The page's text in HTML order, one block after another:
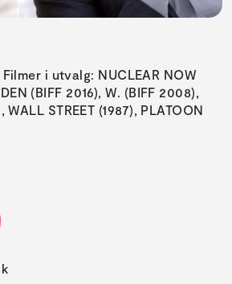
i utvalg: NUCLEAR NOW
(BIFF 2016), W. (BIFF 2008),
WALL STREET (1987), PLATOON